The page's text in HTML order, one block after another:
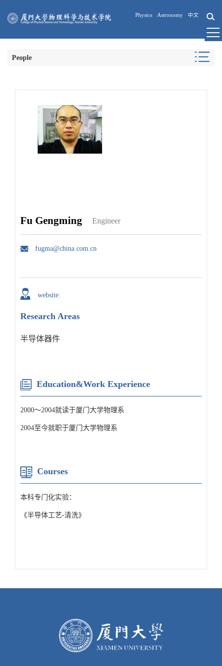
Physics Astronomy 中文
People
Fu Gengming Engineer
fugma@china.com.cn
website:
Research Areas
半导体器件
Education&Work Experience
2000～2004就读于厦门大学物理系
2004至今就职于厦门大学物理系
Courses
本科专门化实验：
《半导体工艺-清洗》